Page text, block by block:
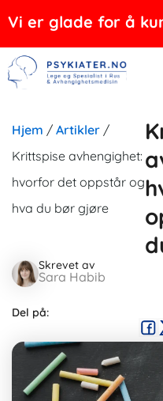
Hopp
til
innholdet
Vi er glade for å
Hjem / Artikler /
Krittspise avhengighet:
hvorfor det oppstår og
hva du bør gjøre
Skrevet av
Sara Habib
Del på: